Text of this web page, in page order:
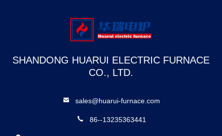
SHANDONG HUARUI ELECTRIC FURNACE
CO., LTD.
sales@huarui-furnace.com
86--13235363441